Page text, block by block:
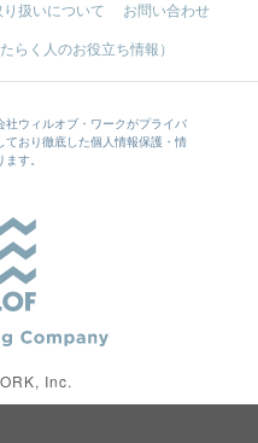
扱いについて お問い合わせ
らく人のお役立ち情報）
社ウィルオブ・ワークがプライバ
ており徹底した個人情報保護・情
す。
Inc.